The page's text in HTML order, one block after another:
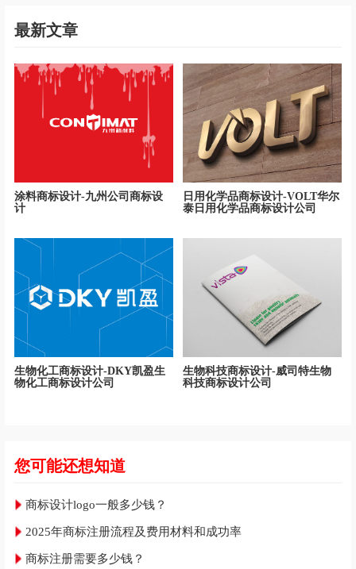
最新文章
涂料商标设计-九州公司商标设
计
日用化学品商标设计-VOLT华尔
泰日用化学品商标设计公司
生物化工商标设计-DKY凯盈生
物化工商标设计公司
生物科技商标设计-威司特生物
科技商标设计公司
您可能还想知道
商标设计logo一般多少钱？
2025年商标注册流程及费用材料和成功率
商标注册需要多少钱？